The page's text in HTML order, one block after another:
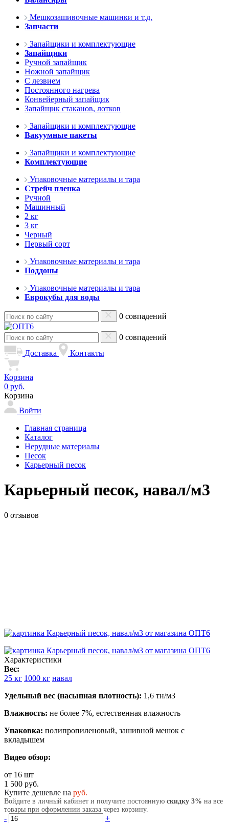
Мешкозашивочные машинки и т.д.
Запчасти
Запайщики и комплектующие
Запайщики
Ручной запайщик
Ножной запайщик
С лезвием
Постоянного нагрева
Конвейерный запайщик
Запайщик стаканов, лотков
Запайщики и комплектующие
Вакуумные пакеты
Запайщики и комплектующие
Комплектующие
Упаковочные материалы и тара
Стрейч пленка
Ручной
Машинный
2 кг
3 кг
Черный
Первый сорт
Упаковочные материалы и тара
Поддоны
Упаковочные материалы и тара
Еврокубы для воды
0 совпадений
0 совпадений
Доставка
Контакты
Корзина
0 руб.
Корзина
Войти
Главная страница
Каталог
Нерудные материалы
Песок
Карьерный песок
Карьерный песок, навал/м3
0 отзывов
Характеристики
Вес:
25 кг 1000 кг навал
Удельный вес (насыпная плотность): 1,6 тн/м3
Влажность: не более 7%, естественная влажность
Упаковка: полипропиленовый, зашивной мешок с
вкладышем
Видео обзор:
от 16 шт
1 500 руб.
Купите дешевле на руб.
Войдите в личный кабинет и получите постоянную скидку 3% на все
товары при оформлении заказа через корзину.
-
+